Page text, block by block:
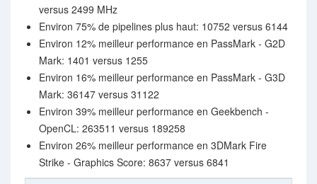
versus 2499 MHz
Environ 75% de pipelines plus haut: 10752 versus 6144
Environ 12% meilleur performance en PassMark - G2D
Mark: 1401 versus 1255
Environ 16% meilleur performance en PassMark - G3D
Mark: 36147 versus 31122
Environ 39% meilleur performance en Geekbench -
OpenCL: 263511 versus 189258
Environ 26% meilleur performance en 3DMark Fire
Strike - Graphics Score: 8637 versus 6841